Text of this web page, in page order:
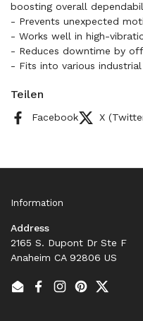
boosting overall
- Prevents unexpected
- Works well in high-
- Reduces downtime by
- Fits into various
Teilen
Facebook X
Information
Address
2165 S. Dupont Dr Ste F
Anaheim CA 92806 US
EmailFacebook
Instagram
PinterestTwitter